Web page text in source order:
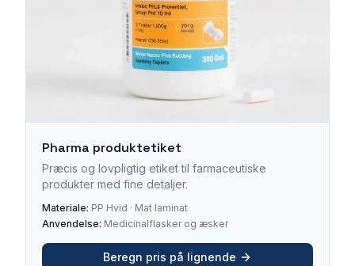
Pharma produktetiket
Præcis og lovpligtig etiket til farmaceutiske
produkter med fine detaljer.
Materiale: PP Hvid · Mat laminat
Anvendelse: Medicinalflasker og æsker
Beregn pris på lignende